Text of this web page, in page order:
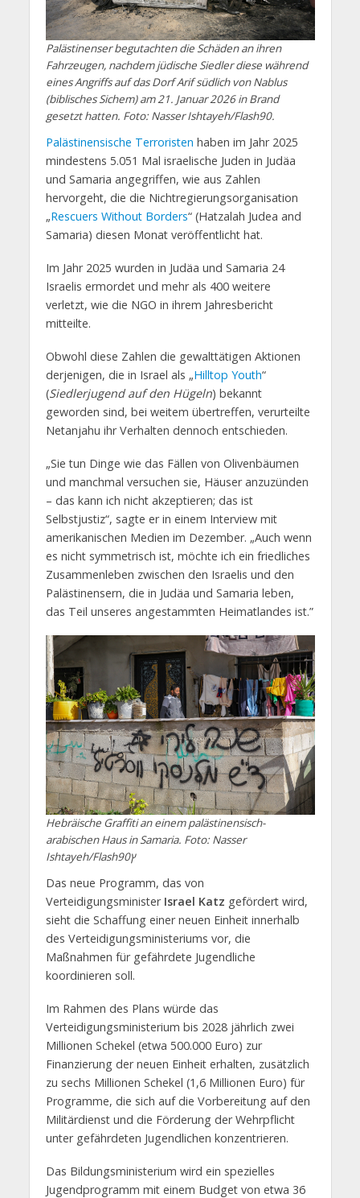
Palästinenser begutachten die Schäden an ihren
Fahrzeugen, nachdem jüdische Siedler diese während
eines Angriffs auf das Dorf Arif südlich von Nablus
(biblisches Sichem) am 21. Januar 2026 in Brand
gesetzt hatten. Foto: Nasser Ishtayeh/Flash90.
Palästinensische Terroristen haben im Jahr 2025
mindestens 5.051 Mal israelische Juden in Judäa
und Samaria angegriffen, wie aus Zahlen
hervorgeht, die die Nichtregierungsorganisation
„Rescuers Without Borders“ (Hatzalah Judea and
Samaria) diesen Monat veröffentlicht hat.
Im Jahr 2025 wurden in Judäa und Samaria 24
Israelis ermordet und mehr als 400 weitere
verletzt, wie die NGO in ihrem Jahresbericht
mitteilte.
Obwohl diese Zahlen die gewalttätigen Aktionen
derjenigen, die in Israel als „Hilltop Youth“
(Siedlerjugend auf den Hügeln) bekannt
geworden sind, bei weitem übertreffen, verurteilte
Netanjahu ihr Verhalten dennoch entschieden.
„Sie tun Dinge wie das Fällen von Olivenbäumen
und manchmal versuchen sie, Häuser anzuzünden
– das kann ich nicht akzeptieren; das ist
Selbstjustiz“, sagte er in einem Interview mit
amerikanischen Medien im Dezember. „Auch wenn
es nicht symmetrisch ist, möchte ich ein friedliches
Zusammenleben zwischen den Israelis und den
Palästinensern, die in Judäa und Samaria leben,
das Teil unseres angestammten Heimatlandes ist.”
Hebräische Graffiti an einem palästinensisch-
arabischen Haus in Samaria. Foto: Nasser
Ishtayeh/Flash90ץ
Das neue Programm, das von
Verteidigungsminister Israel Katz gefördert wird,
sieht die Schaffung einer neuen Einheit innerhalb
des Verteidigungsministeriums vor, die
Maßnahmen für gefährdete Jugendliche
koordinieren soll.
Im Rahmen des Plans würde das
Verteidigungsministerium bis 2028 jährlich zwei
Millionen Schekel (etwa 500.000 Euro) zur
Finanzierung der neuen Einheit erhalten, zusätzlich
zu sechs Millionen Schekel (1,6 Millionen Euro) für
Programme, die sich auf die Vorbereitung auf den
Militärdienst und die Förderung der Wehrpflicht
unter gefährdeten Jugendlichen konzentrieren.
Das Bildungsministerium wird ein spezielles
Jugendprogramm mit einem Budget von etwa 36